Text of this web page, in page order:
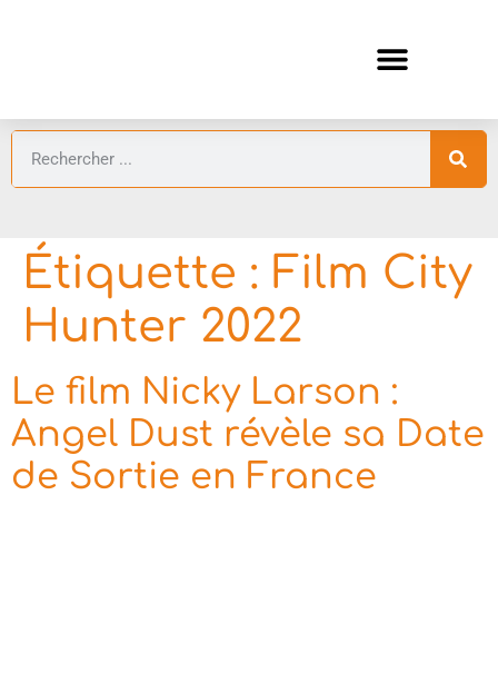
Étiquette : Film City
Hunter 2022
Le film Nicky Larson :
Angel Dust révèle sa Date
de Sortie en France